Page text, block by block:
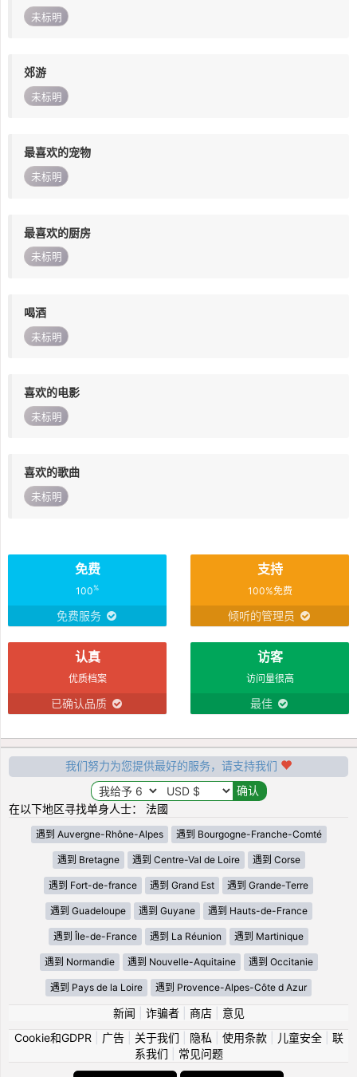
未标明
郊游
未标明
最喜欢的宠物
未标明
最喜欢的厨房
未标明
喝酒
未标明
喜欢的电影
未标明
喜欢的歌曲
未标明
免费
100%
免费服务
支持
100%免费
倾听的管理员
认真
优质档案
已确认品质
访客
访问量很高
最佳
我们努力为您提供最好的服务，请支持我们
在以下地区寻找单身人士： 法國
遇到 Auvergne-Rhône-Alpes 遇到 Bourgogne-Franche-Comté
遇到 Bretagne 遇到 Centre-Val de Loire 遇到 Corse
遇到 Fort-de-france 遇到 Grand Est 遇到 Grande-Terre
遇到 Guadeloupe 遇到 Guyane 遇到 Hauts-de-France
遇到 Île-de-France 遇到 La Réunion 遇到 Martinique
遇到 Normandie 遇到 Nouvelle-Aquitaine 遇到 Occitanie
遇到 Pays de la Loire 遇到 Provence-Alpes-Côte d Azur
新闻 诈骗者| 商店| 意见
Cookie和GDPR
广告| 关于我们 隐私 使用条款| 儿童安全| 联
系我们
常见问题